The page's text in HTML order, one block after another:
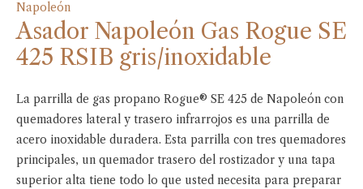
Napoleón
Asador Napoleón Gas Rogue SE
425 RSIB gris/inoxidable
La parrilla de gas propano Rogue® SE 425 de Napoleón con
quemadores lateral y trasero infrarrojos es una parrilla de
acero inoxidable duradera. Esta parrilla con tres quemadores
principales, un quemador trasero del rostizador y una tapa
superior alta tiene todo lo que usted necesita para preparar